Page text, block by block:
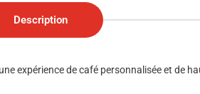
Description
expérience de café personnalisée et de